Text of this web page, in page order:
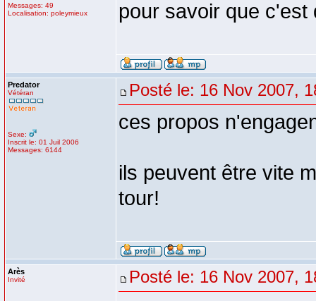
Messages: 49
Localisation: poleymieux
pour savoir que
Predator
Vétéran
Sexe:
Inscrit le: 01 Juil 2006
Messages: 6144
Posté le: 16 Nov 2007,
ces propos
ils peuvent être vite
tour!
Arès
Invité Posté le: 16 Nov 2007,